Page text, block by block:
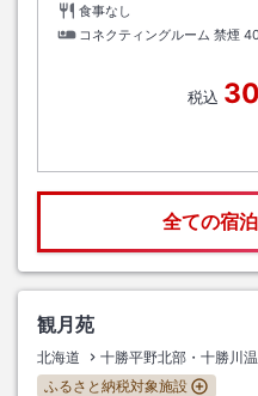
食事なし
コネクティングルーム 禁煙
税込
全ての宿
観月苑
北海道 十勝平野北部・十勝川
ふるさと納税対象施設